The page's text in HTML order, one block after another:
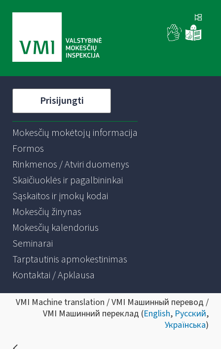
Prisijungti
Mokesčių mokėtojų informacija
Formos
Rinkmenos / Atviri duomenys
Skaičiuoklės ir pagalbininkai
Sąskaitos ir įmokų kodai
Mokesčių žinynas
Mokesčių kalendorius
Seminarai
Tarptautinis apmokestinimas
Kontaktai / Apklausa
VMI Machine translation / VMI Машинный перевод /
VMI Машинний переклад (English, Русский,
Українська)